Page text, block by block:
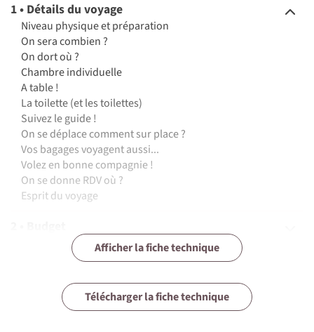
1 • Détails du voyage
Niveau physique et préparation
On sera combien ?
On dort où ?
Chambre individuelle
A table !
La toilette (et les toilettes)
Suivez le guide !
On se déplace comment sur place ?
Vos bagages voyagent aussi...
Volez en bonne compagnie !
On se donne RDV où ?
Esprit du voyage
3 • Assurances
4 • Equipement
Afficher la fiche technique
Télécharger la fiche technique